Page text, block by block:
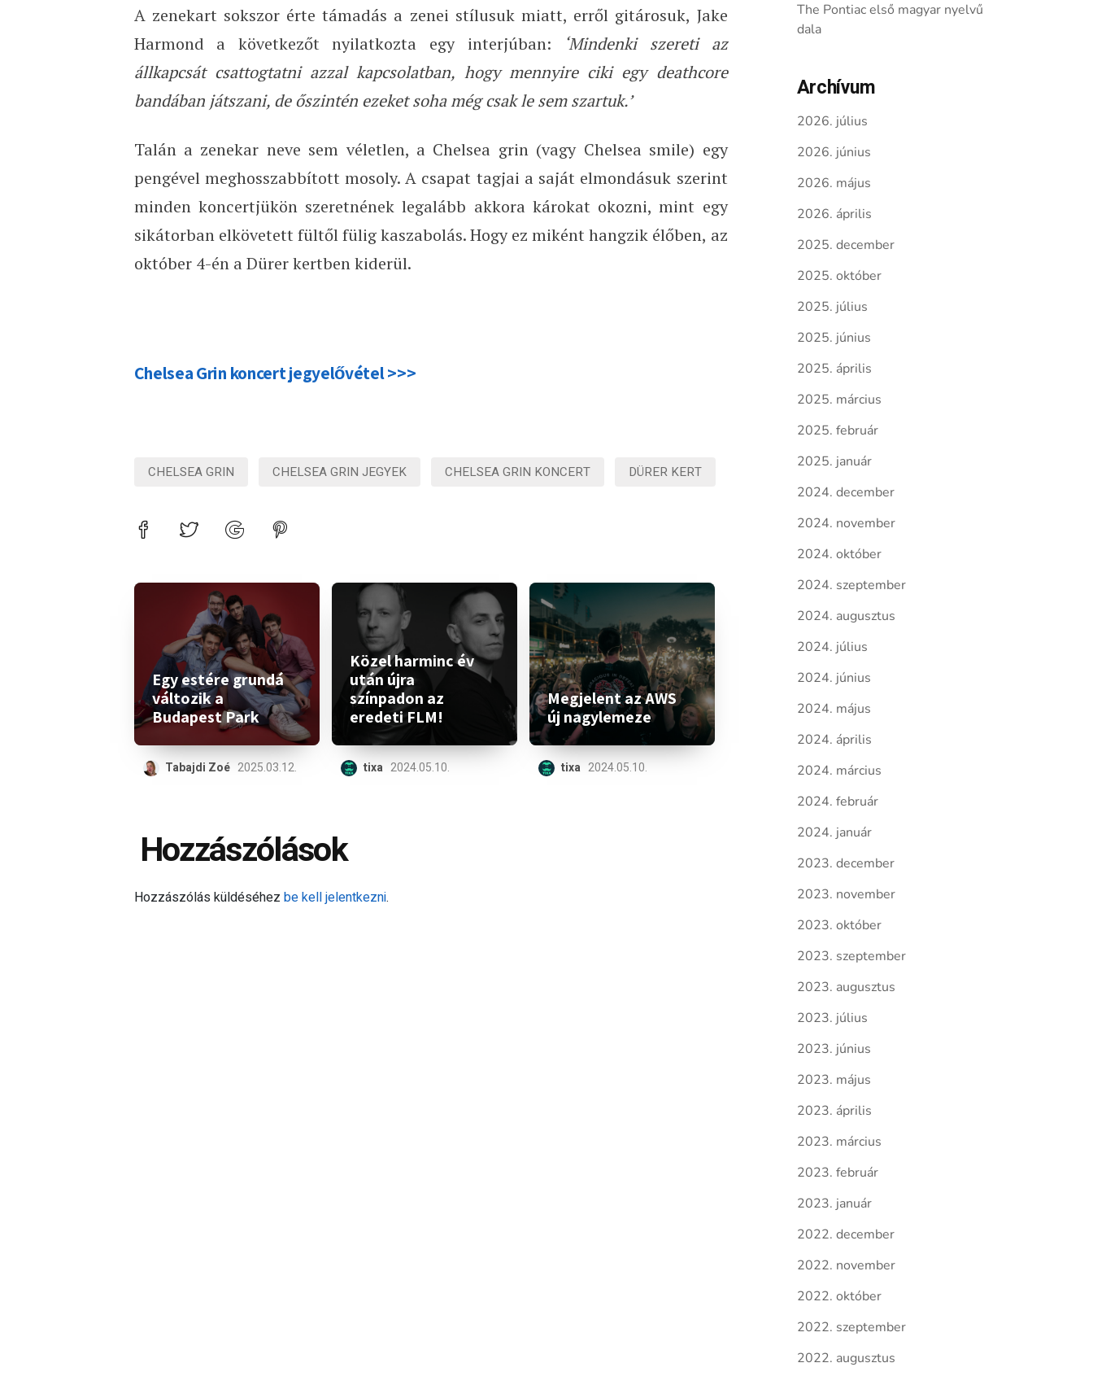
A zenekart sokszor érte támadás a zenei stílusuk miatt, erről gitárosuk, Jake
Harmond a következőt nyilatkozta egy interjúban:
‘Mindenki szereti az
állkapcsát csattogtatni azzal kapcsolatban, hogy mennyire ciki egy deathcore
bandában játszani, de őszintén ezeket soha még csak le sem szartuk.’
Talán a zenekar neve sem véletlen, a Chelsea grin (vagy Chelsea smile) egy
pengével meghosszabbított mosoly. A csapat tagjai a saját elmondásuk szerint
minden koncertjükön szeretnének legalább akkora károkat okozni, mint egy
sikátorban elkövetett fültől fülig kaszabolás. Hogy ez miként hangzik élőben, az
október 4-én a Dürer kertben kiderül.
Chelsea Grin koncert jegyelővétel >>>
CHELSEA GRIN CHELSEA GRIN JEGYEK CHELSEA GRIN KONCERT DÜRER KERT
Egy estére grundá
változik a
Budapest Park
Tabajdi Zoé 2025.03.12.
Közel harminc év
után újra
színpadon az
eredeti FLM!
tixa 2024.05.10.
Megjelent az AWS
új nagylemeze
tixa 2024.05.10.
Hozzászólások
Hozzászólás küldéséhez be kell jelentkezni.
The Pontiac első magyar nyelvű
dala
Archívum
2026. július
2026. június
2026. május
2026. április
2025. december
2025. október
2025. július
2025. június
2025. április
2025. március
2025. február
2025. január
2024. december
2024. november
2024. október
2024. szeptember
2024. augusztus
2024. július
2024. június
2024. május
2024. április
2024. március
2024. február
2024. január
2023. december
2023. november
2023. október
2023. szeptember
2023. augusztus
2023. július
2023. június
2023. május
2023. április
2023. március
2023. február
2023. január
2022. december
2022. november
2022. október
2022. szeptember
2022. augusztus